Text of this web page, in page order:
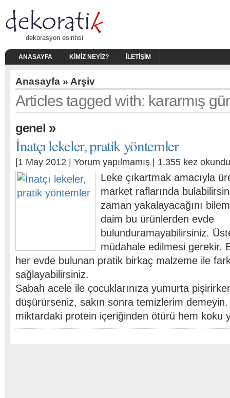
dekorasyon esintisi
ANASAYFA KIMIZ NEYIZ? İLETIŞIM
Anasayfa » Arşiv
Articles tagged with: kararmış
genel »
İnatçı lekeler, pratik yöntemler
[1 May 2012 | Yorum yapılmamış | 1.355 kez
Leke çıkartmak amacıyla
market raflarında
zaman yakalayacağını
daim bu ürünlerden evde
bulunduramayabilirsiniz.
müdahale edilmesi gerekir.
her evde bulunan pratik birkaç malzeme ile
sağlayabilirsiniz.
Sabah acele ile çocuklarınıza yumurta
düşürürseniz, sakın sonra temizlerim
miktardaki protein içeriğinden ötürü hem